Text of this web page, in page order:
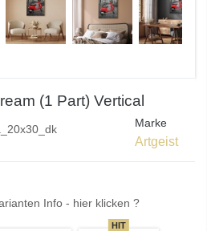
(1 Part) Vertical
Marke
Artgeist
Info - hier klicken ?
HIT